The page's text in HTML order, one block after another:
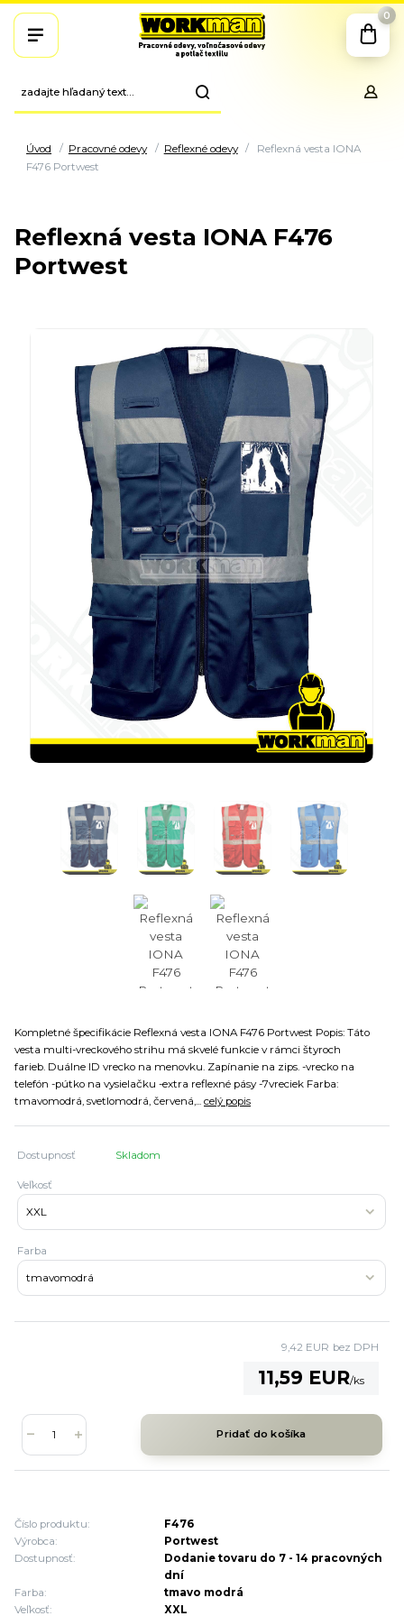
0
Úvod Pracovné odevy Reflexné odevy
Reflexná vesta IONA
F476 Portwest
Reflexná vesta IONA F476
Portwest
Kompletné špecifikácie Reflexná vesta IONA F476 Portwest Popis: Táto
vesta multi-vreckového strihu má skvelé funkcie v rámci štyroch
farieb. Duálne ID vrecko na menovku. Zapínanie na zips. -vrecko na
telefón -pútko na vysielačku -extra reflexné pásy -7vreciek Farba:
tmavomodrá, svetlomodrá, červená,... celý popis
Dostupnosť Skladom
Veľkosť
Farba
11,59 EUR/ks
9,42 EUR bez DPH
Pridať do košíka
Číslo produktu:
F476
Výrobca:
Portwest
Dostupnosť:
Dodanie tovaru do 7 - 14 pracovných
dní
Farba:
tmavo modrá
Veľkosť:
XXL